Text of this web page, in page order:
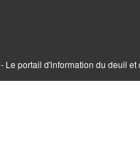
- Le portail d'information du deuil et